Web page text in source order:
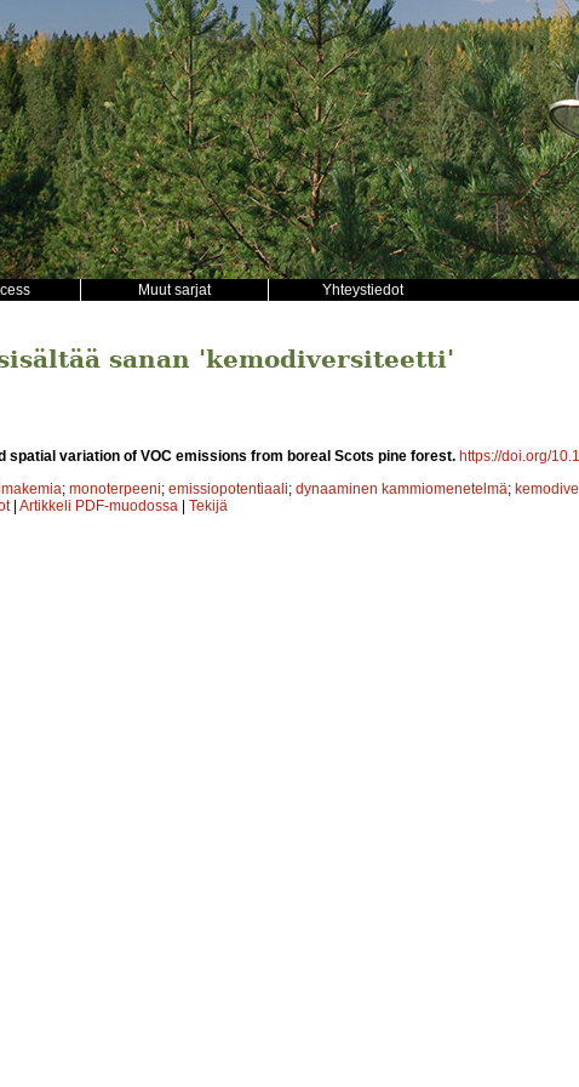
Muut sarjat Yhteystiedot
sanan 'kemodiversiteetti'
spatial variation of VOC emissions from boreal Scots pine forest. https://doi.org/
; monoterpeeni; emissiopotentiaali; dynaaminen kammiomenetelmä;
| Artikkeli PDF-muodossa | Tekijä